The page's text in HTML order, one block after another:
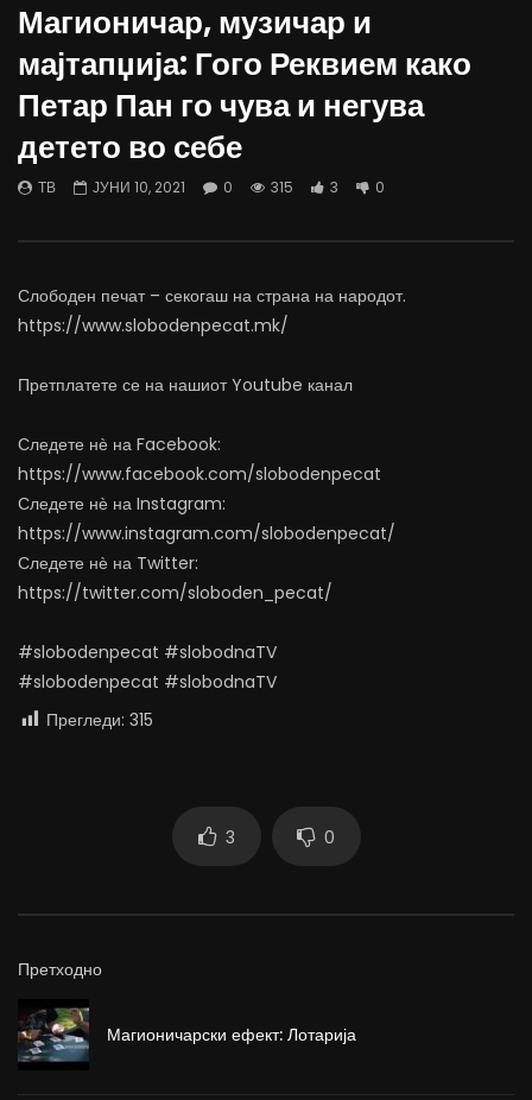
Вести на „Слободен Печат“
06.08.2026
АВГУСТ 6, 2026
0
0.9K 10 0
Министерство за
Магионичар, музичар и
мајтапџија: Гого Реквием како
Петар Пан го чува и негува
детето во себе
ТВ ЈУНИ 10, 2021 0 315 3 0
Слободен печат – секогаш на страна на народот.
https://www.slobodenpecat.mk/
Претплатете се на нашиот Youtube канал
Следете нѐ на Facebook:
https://www.facebook.com/slobodenpecat
Следете нѐ на Instagram:
https://www.instagram.com/slobodenpecat/
Следете нѐ на Twitter:
https://twitter.com/sloboden_pecat/
#slobodenpecat #slobodnaTV
#slobodenpecat #slobodnaTV
Прегледи: 315
3 0
Претходно
Магионичарски ефект: Лотарија